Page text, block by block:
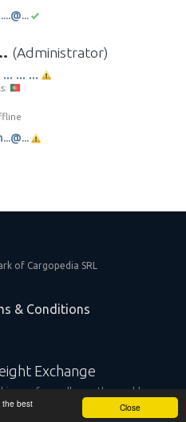
Close
the best
(Administrator)
... ...
of Cargopedia SRL
& Conditions
Exchange
from all over the world are